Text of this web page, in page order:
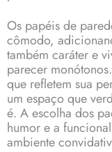
Os papéis de
cômodo,
também caráter e
parecer
que refletem sua
um espaço que
é. A escolha dos
humor e a
ambiente